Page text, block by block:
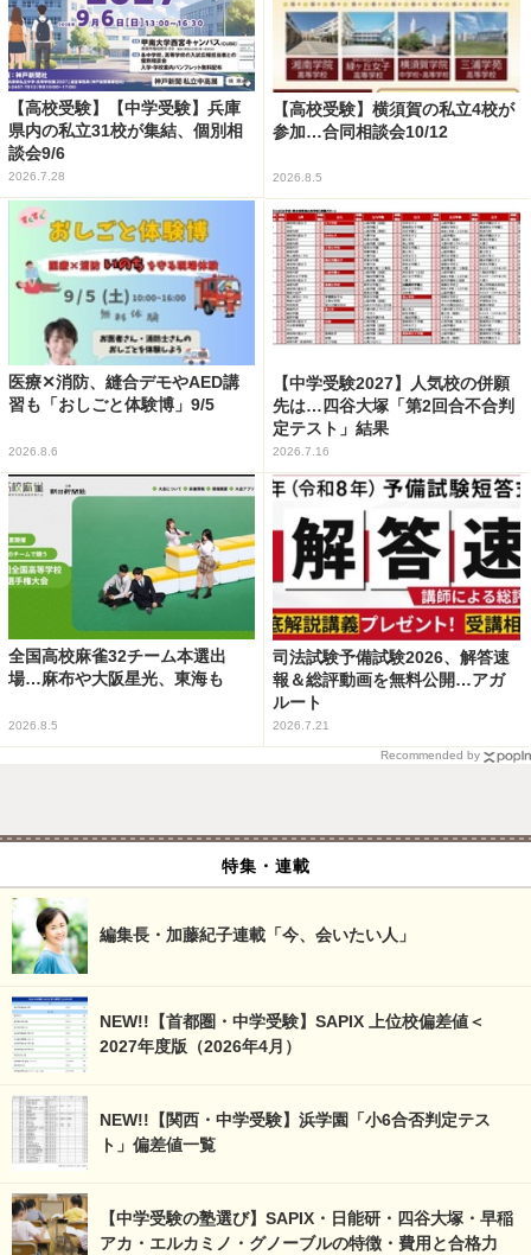
【高校受験】【中学受験】兵庫
県内の私立31校が集結、個別相
談会9/6
2026.7.28
【高校受験】横須賀の私立4校が
参加…合同相談会10/12
2026.8.5
医療✕消防、縫合デモやAED講
習も「おしごと体験博」9/5
2026.8.6
【中学受験2027】人気校の併願
先は…四谷大塚「第2回合不合判
定テスト」結果
2026.7.16
全国高校麻雀32チーム本選出
場…麻布や大阪星光、東海も
2026.8.5
司法試験予備試験2026、解答速
報＆総評動画を無料公開…アガ
ルート
2026.7.21
Recommended by
特集・連載
編集長・加藤紀子連載「今、会いたい人」
NEW!!【首都圏・中学受験】SAPIX 上位校偏差値＜
2027年度版（2026年4月）
NEW!!【関西・中学受験】浜学園「小6合否判定テス
ト」偏差値一覧
【中学受験の塾選び】SAPIX・日能研・四谷大塚・早稲
アカ・エルカミノ・グノーブルの特徴・費用と合格力